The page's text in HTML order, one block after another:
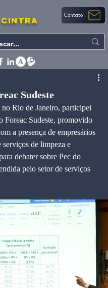
CINTRA Contato
Sudeste
no Rio de Janeiro, participei
Foreac Sudeste, promovido
a presença de empresários
serviços de limpeza e
debater sobre Pec do
pelo setor de serviços